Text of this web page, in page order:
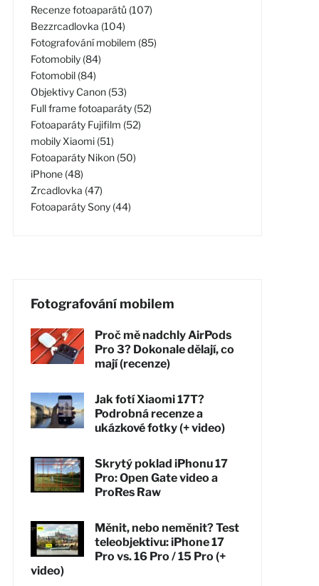
Recenze fotoaparátů (107)
Bezzrcadlovka (104)
Fotografování mobilem (85)
Fotomobily (84)
Fotomobil (84)
Objektivy Canon (53)
Full frame fotoaparáty (52)
Fotoaparáty Fujifilm (52)
mobily Xiaomi (51)
Fotoaparáty Nikon (50)
iPhone (48)
Zrcadlovka (47)
Fotoaparáty Sony (44)
Fotografování mobilem
Proč mě nadchly AirPods
Pro 3? Dokonale dělají, co
mají (recenze)
Jak fotí Xiaomi 17T?
Podrobná recenze a
ukázkové fotky (+ video)
Skrytý poklad iPhonu 17
Pro: Open Gate video a
ProRes Raw
Měnit, nebo neměnit? Test
teleobjektivu: iPhone 17
Pro vs. 16 Pro / 15 Pro (+
video)